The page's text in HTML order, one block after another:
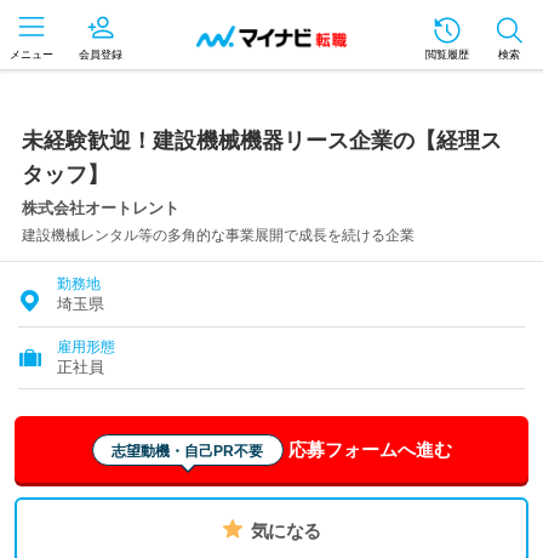
メニュー 会員登録 閲覧履歴 検索
未経験歓迎！建設機械機器リース企業の【経理ス
タッフ】
株式会社オートレント
建設機械レンタル等の多角的な事業展開で成長を続ける企業
勤務地
埼玉県
雇用形態
正社員
志望動機・自己PR不要 応募フォームへ進む
気になる